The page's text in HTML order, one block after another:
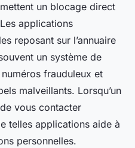
un blocage direct
applications
reposant sur l’annuaire
un système de
frauduleux et
malveillants. Lorsqu’un
vous contacter
telles applications aide à
personnelles.